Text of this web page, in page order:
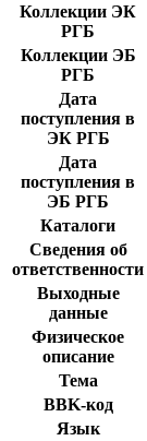
Коллекции ЭК
РГБ
Коллекции ЭБ
РГБ
Дата
поступления в
ЭК РГБ
Дата
поступления в
ЭБ РГБ
Каталоги
Сведения об
ответственности
Выходные
данные
Физическое
описание
Тема
BBK-код
Язык